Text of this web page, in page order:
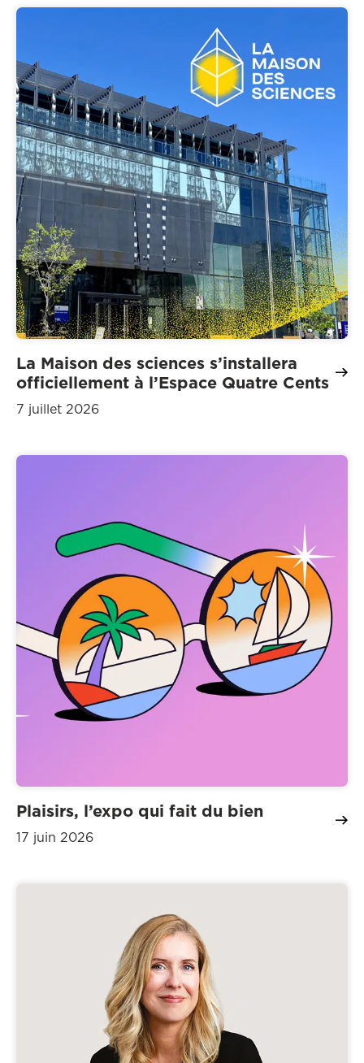
La Maison des sciences s’installera
officiellement à l’Espace Quatre Cents
7 juillet 2026
Plaisirs, l’expo qui fait du bien
17 juin 2026